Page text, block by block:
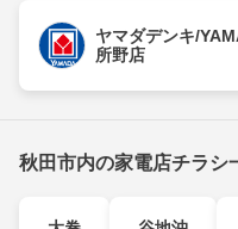
ヤマダデンキ/
所野店
秋田市内の家電店チラシ